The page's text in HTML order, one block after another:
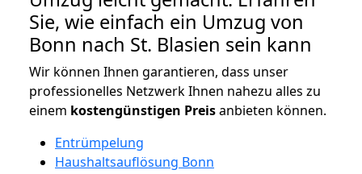
Sie, wie einfach ein Umzug von
Bonn nach St. Blasien sein kann
Wir können Ihnen garantieren, dass unser
professionelles Netzwerk Ihnen nahezu alles zu
einem kostengünstigen Preisanbieten können.
Entrümpelung
Haushaltsauflösung Bonn